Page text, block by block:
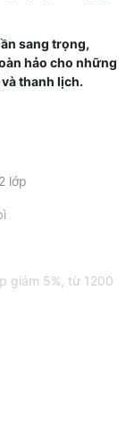
sang trọng,
hảo cho những
thanh lịch.
lớp
giảm 5%, từ 1200